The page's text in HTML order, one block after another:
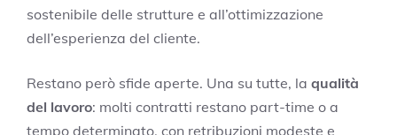
sostenibile delle strutture e all’ottimizzazione
dell’esperienza del cliente.
Restano però sfide aperte. Una su tutte, la qualità
del lavoro: molti contratti restano part-time o a
tempo determinato, con retribuzioni modeste e